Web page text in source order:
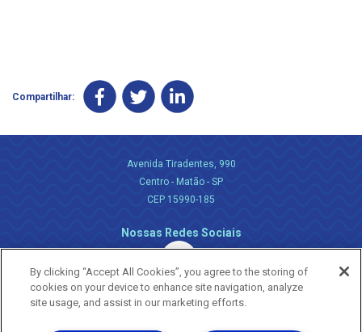
Compartilhar:
Avenida Tiradentes, 990
Centro - Matão - SP
CEP 15990-185
Nossas Redes Sociais
By clicking “Accept All Cookies”, you agree to the storing of
cookies on your device to enhance site navigation, analyze
site usage, and assist in our marketing efforts.